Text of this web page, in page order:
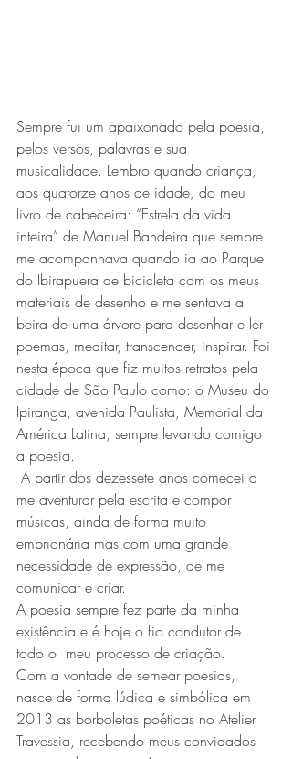
Sempre fui um apaixonado pela poesia,
pelos versos, palavras e sua
musicalidade. Lembro quando criança,
aos quatorze anos de idade, do meu
livro de cabeceira: “Estrela da vida
inteira” de Manuel Bandeira que sempre
me acompanhava quando ia ao Parque
do Ibirapuera de bicicleta com os meus
materiais de desenho e me sentava a
beira de uma árvore para desenhar e ler
poemas, meditar, transcender, inspirar. Foi
nesta época que fiz muitos retratos pela
cidade de São Paulo como: o Museu do
Ipiranga, avenida Paulista, Memorial da
América Latina, sempre levando comigo
a poesia.
me aventurar pela escrita e compor
músicas, ainda de forma muito
embrionária mas com uma grande
necessidade de expressão, de me
comunicar e criar.
A poesia sempre fez parte da minha
existência e é hoje o fio condutor de
todo o  meu processo de criação.
Com a vontade de semear poesias,
nasce de forma lúdica e simbólica em
2013 as borboletas poéticas no Atelier
Travessia, recebendo meus convidados